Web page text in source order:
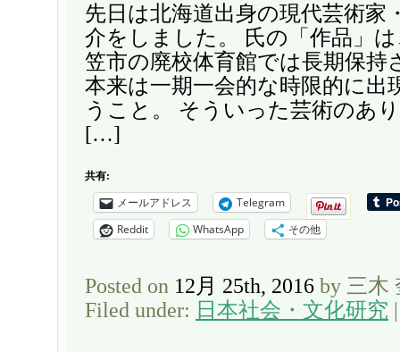
先日は北海道出身の現代芸術家
介をしました。 氏の「作品」
笠市の廃校体育館では長期保持
本来は一期一会的な時限的に出
うこと。 そういった芸術のあ
[…]
共有:
メールアドレス
Telegram
Reddit
WhatsApp その他
Posted on 12月 25th, 2016 by 三木
Filed under: 日本社会・文化研究